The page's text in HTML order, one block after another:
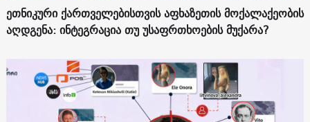
ეთნიკური ქართველებისთვის აფხაზეთის მოქალაქეობის
აღდგენა: ინტეგრაცია თუ უსაფრთხოების მუქარა?